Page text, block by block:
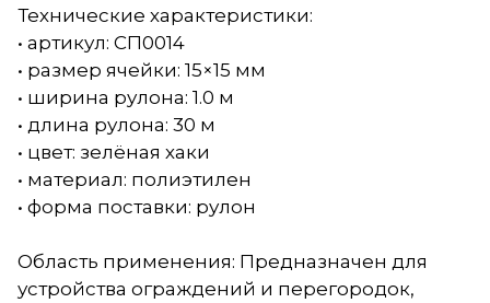
Технические характеристики:
• артикул: СП0014
• размер ячейки: 15×15 мм
• ширина рулона: 1.0 м
• длина рулона: 30 м
• цвет: зелёная хаки
• материал: полиэтилен
• форма поставки: рулон
Область применения: Предназначен для
устройства ограждений и перегородок,